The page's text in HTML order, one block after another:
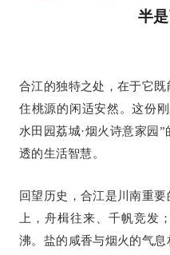
半
合江的独特之处，在于它
住桃源的闲适安然。这份
水田园荔城·烟火诗意家园
透的生活智慧。
回望历史，合江是川南重
上，舟楫往来、千帆竞发
沸。盐的咸香与烟火的气息